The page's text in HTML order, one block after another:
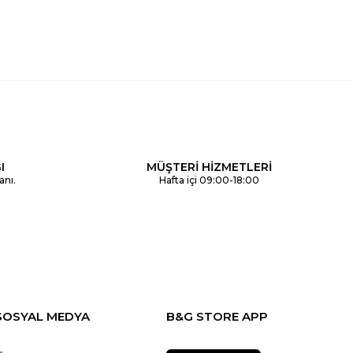
MÜŞTERİ HİZMETLERİ
Hafta içi 09:00-18:00
MEDYA B&G STORE APP